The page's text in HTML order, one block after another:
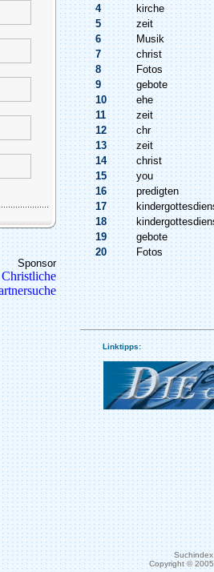
Sponsor
4
kirche
5
zeit
6
Musik
7
christ
8
Fotos
9
gebote
10
ehe
11
zeit
12
chr
13
zeit
14
christ
15
you
16
predigten
17
18
19
gebote
20
Fotos
Linktipps:
Copyright ©